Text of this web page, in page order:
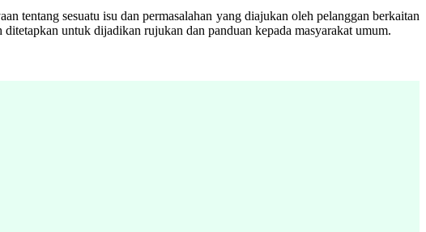
tentang sesuatu isu dan permasalahan yang diajukan oleh pelanggan berkaitan
untuk dijadikan rujukan dan panduan kepada masyarakat umum.